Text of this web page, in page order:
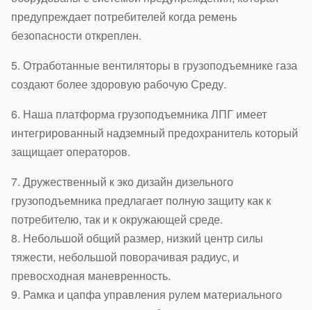
предупреждает потребителей когда ремень
безопасности откреплен.
5. Отработанные вентиляторы в грузоподъемнике газа
создают более здоровую рабочую Среду.
6. Наша платформа грузоподъемника ЛПГ имеет
интегрированный надземный предохранитель который
защищает операторов.
7. Дружественный к эко дизайн дизельного
грузоподъемника предлагает полную защиту как к
потребителю, так и к окружающей среде.
8. Небольшой общий размер, низкий центр силы
тяжести, небольшой поворачивая радиус, и
превосходная маневренность.
9. Рамка и цапфа управления рулем материального